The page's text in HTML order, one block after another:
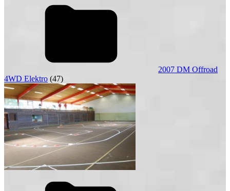
2007 DM Offroad
4WD Elektro (47)